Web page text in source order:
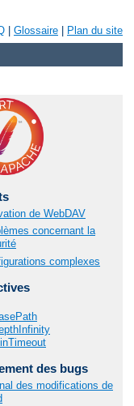
Glossaire Plan du site
de WebDAV
concernant la
complexes
des bugs
des modifications de